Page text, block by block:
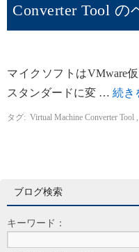
Converter Tool
マイクソフトはVMware
スタンダードに変 … 続き
タグ: Virtual Machine Converter Tool
ブログ検索
キーワード：